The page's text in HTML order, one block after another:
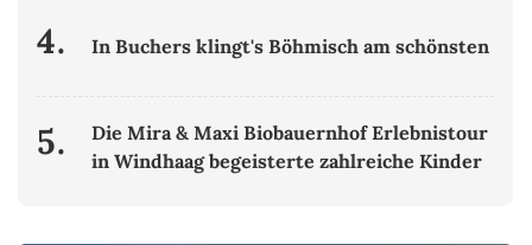
4. In Buchers klingt's Böhmisch am schönsten
5.
Die Mira & Maxi Biobauernhof Erlebnistour
in Windhaag begeisterte zahlreiche Kinder